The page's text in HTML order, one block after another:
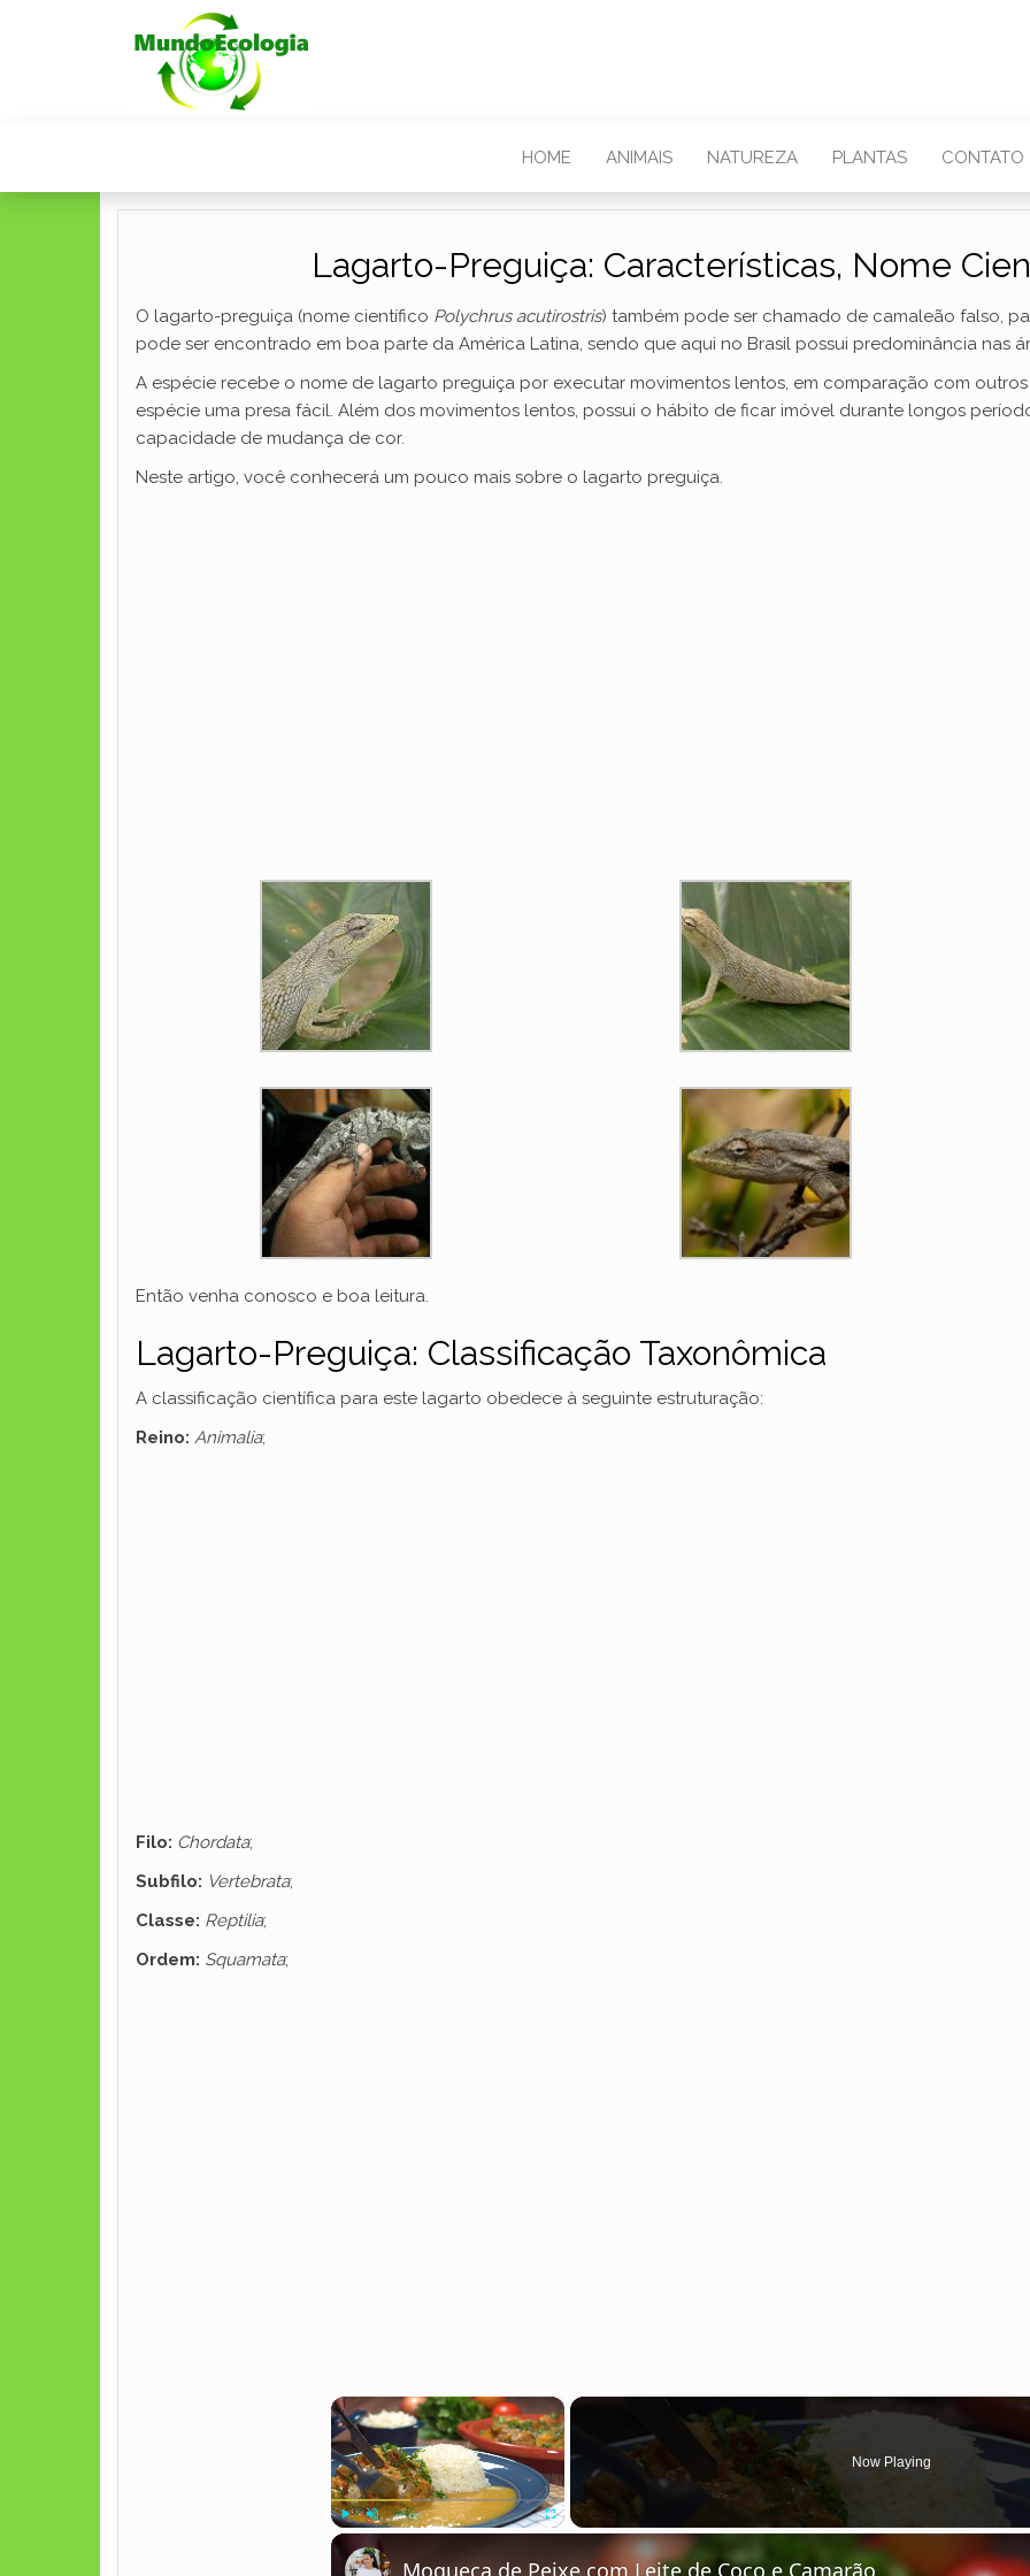
HOME ANIMAIS NATUREZA PLANTAS CONTATO
Lagarto-Preguiça: Características, Nome
O lagarto-preguiça (nome científico Polychrus acutirostris) também pode ser chamado de camaleão falso,
pode ser encontrado em boa parte da América Latina, sendo que aqui no Brasil possui predominância nas
A espécie recebe o nome de lagarto preguiça por executar movimentos lentos, em comparação com
espécie uma presa fácil. Além dos movimentos lentos, possui o hábito de ficar imóvel durante longos
capacidade de mudança de cor.
Neste artigo, você conhecerá um pouco mais sobre o lagarto preguiça.
Então venha conosco e boa leitura.
Lagarto-Preguiça: Classificação Taxonômica
A classificação científica para este lagarto obedece à seguinte estruturação:
Reino: Animalia;
Filo: Chordata;
Subfilo: Vertebrata;
Classe: Reptilia;
Ordem: Squamata;
×
Now Playing
Moqueca de Peixe com Leite de Coco e Camarão